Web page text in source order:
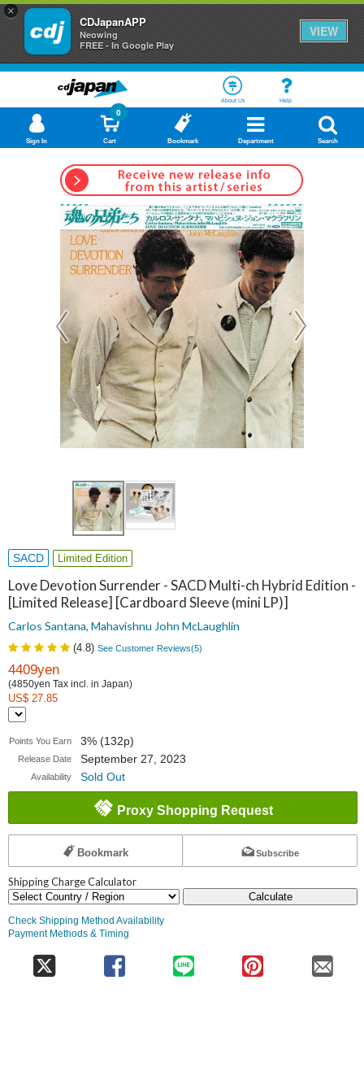
×
CDJapanAPP
Neowing
FREE - In Google Play
VIEW
About Us Help
Sign In Cart
0
Bookmark Department Search
SACD Limited Edition
Love Devotion Surrender - SACD Multi-ch Hybrid Edition -
[Limited Release] [Cardboard Sleeve (mini LP)]
Carlos Santana, Mahavishnu John McLaughlin
(4.8) See Customer Reviews(5)
4409yen
(4850yen Tax incl. in Japan)
US$ 27.85
Points You Earn 3% (132p)
Release Date September 27, 2023
Availability Sold Out
Proxy Shopping Request
Bookmark Subscribe
Shipping Charge Calculator
Calculate
Check Shipping Method Availability
Payment Methods & Timing